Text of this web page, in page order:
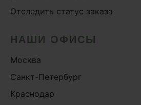
Отследить статус заказа
НАШИ ОФИСЫ
Москва
Санкт-Петербург
Краснодар